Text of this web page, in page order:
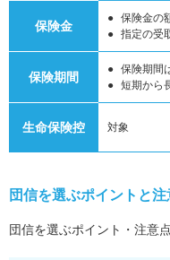
保険金
保険金の
指定の受
保険期間
保険期間
短期から
生命保険控 対象
団信を選ぶポイントと注
団信を選ぶポイント・注意